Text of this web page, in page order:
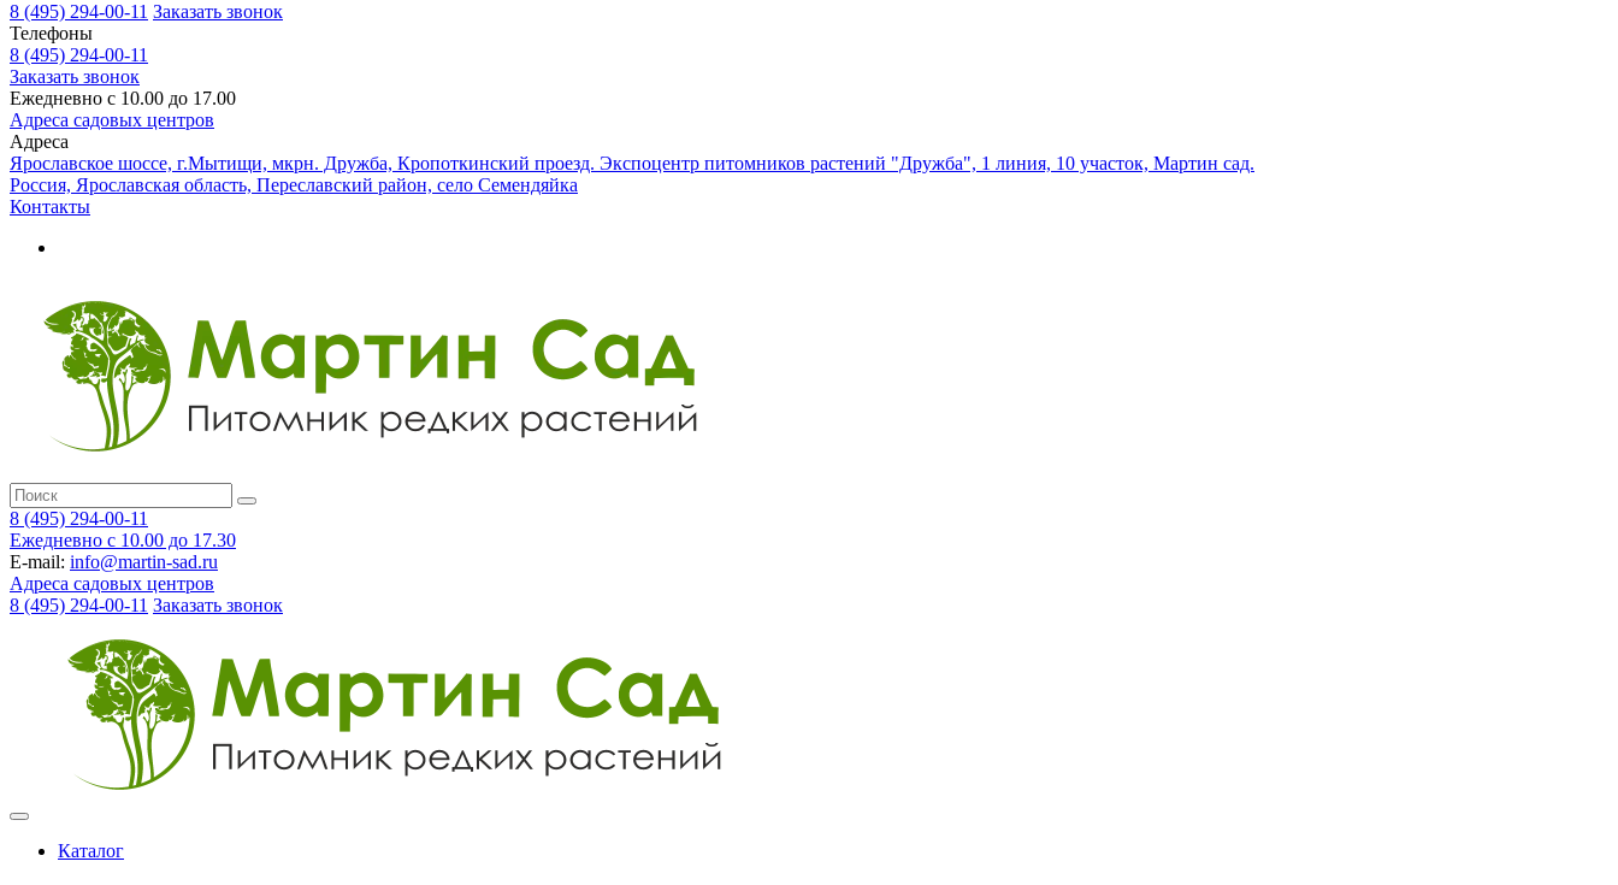
8 (495) 294-00-11 Заказать звонок
Телефоны
8 (495) 294-00-11
Заказать звонок
Ежедневно с 10.00 до 17.00
Адреса садовых центров
Адреса
Ярославское шоссе, г.Мытищи, мкрн. Дружба, Кропоткинский проезд. Экспоцентр питомников растений "Дружба", 1 линия, 10 участок, Мартин сад.
Россия, Ярославская область, Переславский район, село Семендяйка
Контакты
8 (495) 294-00-11
Ежедневно с 10.00 до 17.30
E-mail: info@martin-sad.ru
Адреса садовых центров
8 (495) 294-00-11 Заказать звонок
Каталог